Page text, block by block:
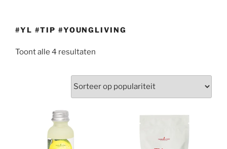
#YL #TIP #YOUNGLIVING
Toont alle 4 resultaten
populariteit